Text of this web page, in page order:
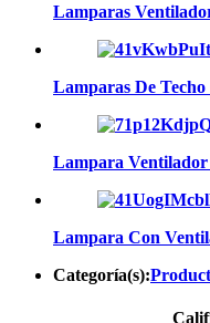
Lamparas
Lamparas De
Lampara
Lampara Con
Categoría(s):